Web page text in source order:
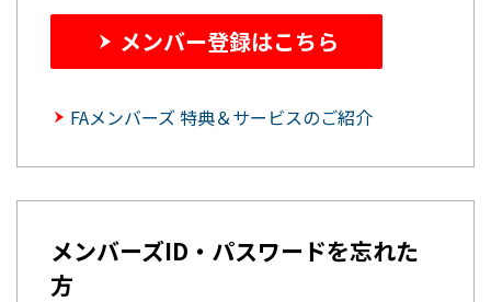
メンバー登録はこちら
FAメンバーズ 特典＆サービスのご紹介
メンバーズID・パスワードを忘れた
方